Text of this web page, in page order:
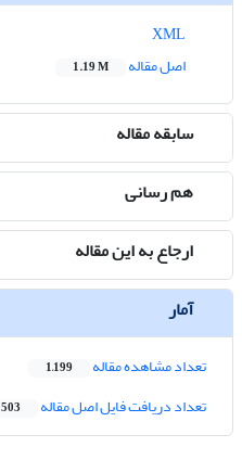
اصل مقاله
1.19 M
سابقه مقاله
هم رسانی
ارجاع به این مقاله
آمار
تعداد مشاهده مقاله 1,199
تعداد دریافت فایل اصل مقاله 503